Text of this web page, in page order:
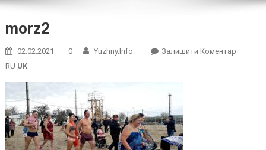
morz2
02.02.2021 0 Yuzhny.info Залишити КоментарOn
RU UK